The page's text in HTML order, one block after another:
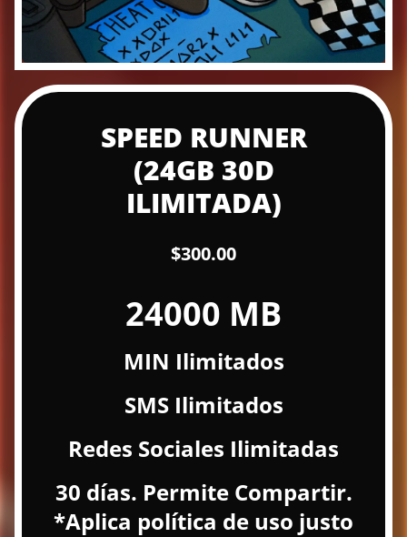
SPEED RUNNER
(24GB 30D
ILIMITADA)
$300.00
24000 MB
MIN Ilimitados
SMS Ilimitados
Redes Sociales Ilimitadas
30 días. Permite Compartir.
*Aplica política de uso justo